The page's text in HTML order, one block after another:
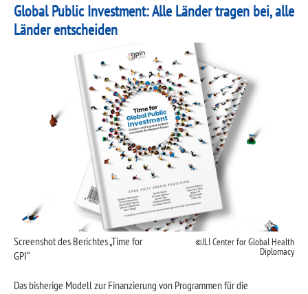
Global Public Investment: Alle Länder tragen bei, alle
Länder entscheiden
Screenshot des Berichtes „Time for
GPI“
JLI Center for Global Health
Diplomacy
Das bisherige Modell zur Finanzierung von Programmen für die